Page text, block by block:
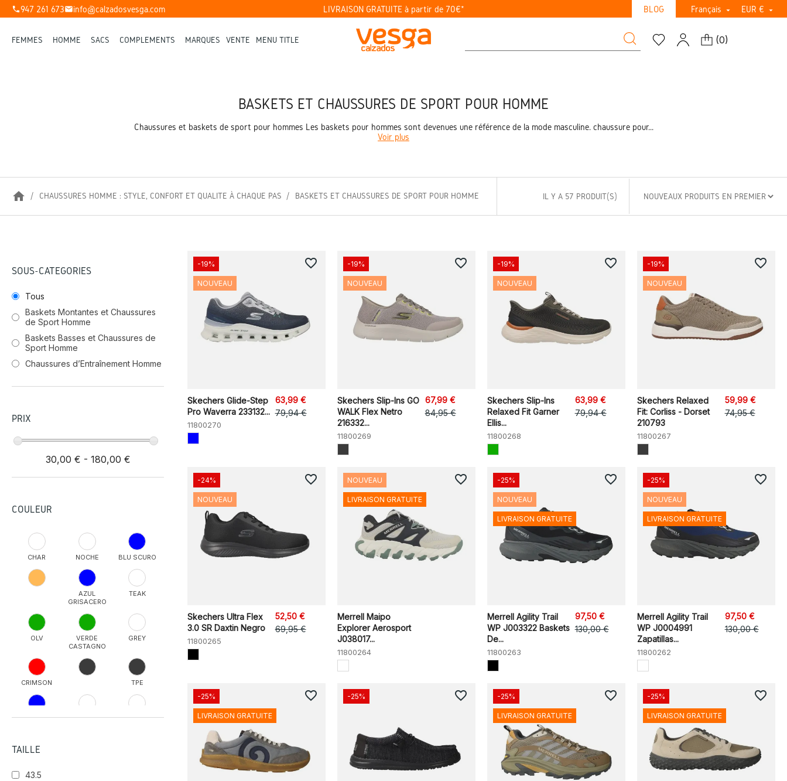
phone947 261 673mailinfo@calzadosvesga.com LIVRAISON GRATUITE à partir de 70€* BLOG Français  EUR € 
FEMMES HOMME SACS COMPLÉMENTS MARQUES VENTE MENU TITLE (0)
BASKETS ET CHAUSSURES DE SPORT POUR HOMME
Chaussures et baskets de sport pour hommes Les baskets pour hommes sont devenues une référence de la mode masculine. chaussure pour...
Voir plus
home CHAUSSURES HOMME : STYLE, CONFORT ET QUALITÉ À CHAQUE PAS BASKETS ET CHAUSSURES DE SPORT POUR HOMME IL Y A 57 PRODUIT(S)
SOUS-CATÉGORIES
Tous
Baskets Montantes et Chaussures
de Sport Homme
Baskets Basses et Chaussures de
Sport Homme
Chaussures d’Entraînement Homme
PRIX
30,00 € - 180,00 €
COULEUR
CHAR NOCHE BLU SCURO
AZUL
GRISACERO
TEAK
OLV
VERDE
CASTAGNO
GREY
CRIMSON TPE
NAVY/BLACK NVOR PALE IVY
TAILLE
43.5
Skechers Glide-Step
Pro Waverra 233132...
11800270
63,99 €
79,94 €
-19%
NOUVEAU
favorite_border
Skechers Slip-Ins GO
WALK Flex Netro
216332...
11800269
67,99 €
84,95 €
-19%
NOUVEAU
favorite_border
Skechers Slip-Ins
Relaxed Fit Garner
Ellis...
11800268
63,99 €
79,94 €
-19%
NOUVEAU
favorite_border
Skechers Relaxed
Fit: Corliss - Dorset
210793
11800267
59,99 €
74,95 €
-19%
NOUVEAU
favorite_border
Skechers Ultra Flex
3.0 SR Daxtin Negro
11800265
52,50 €
69,95 €
-24%
NOUVEAU
favorite_border
Merrell Maipo
Explorer Aerosport
J038017...
11800264
NOUVEAU
LIVRAISON GRATUITE
favorite_border
Merrell Agility Trail
WP J003322 Baskets
De...
11800263
97,50 €
130,00 €
-25%
NOUVEAU
LIVRAISON GRATUITE
favorite_border
Merrell Agility Trail
WP J0004991
Zapatillas...
11800262
97,50 €
130,00 €
-25%
NOUVEAU
LIVRAISON GRATUITE
favorite_border
-25%
LIVRAISON GRATUITE
favorite_border -25% favorite_border -25%
LIVRAISON GRATUITE
favorite_border -25%
LIVRAISON GRATUITE
favorite_border